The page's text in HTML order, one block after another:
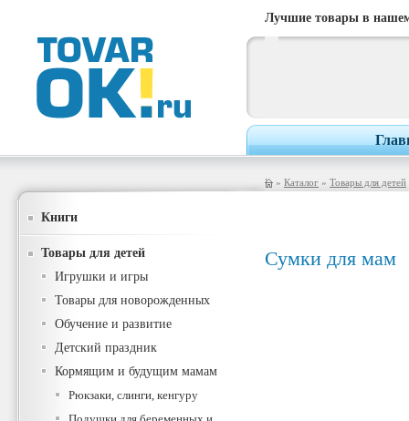
Лучшие товары в
» Каталог » Товары для детей
Книги
Товары для детей
Игрушки и игры
Товары для новорожденных
Обучение и развитие
Детский праздник
Кормящим и будущим мамам
Рюкзаки, слинги, кенгуру
Сумки для мам